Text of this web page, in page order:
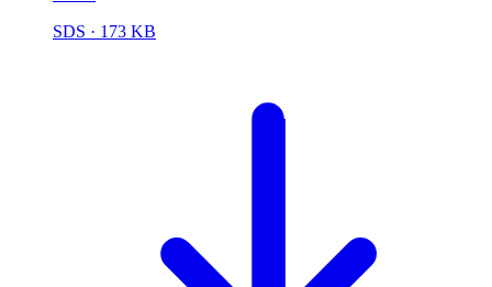
SDS · 173 KB